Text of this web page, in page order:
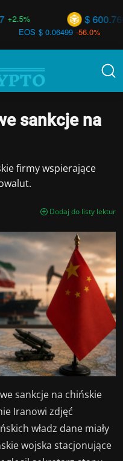
$ 600.766 +1.4%
SAGA
-56.0%
sankcje na
firmy wspierające
Dodaj do listy lektur
sankcje na chińskie
Iranowi zdjęć
władz dane miały
wojska stacjonujące